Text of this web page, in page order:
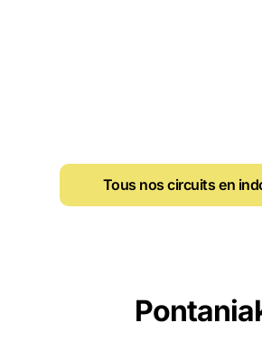
Tous nos circuits en